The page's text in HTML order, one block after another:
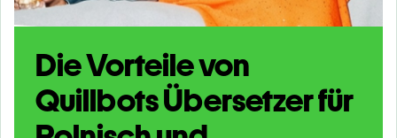
Die Vorteile von
Quillbots Übersetzer für